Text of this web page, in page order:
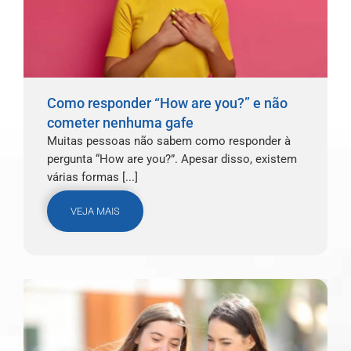
Como responder “How are you?” e não
cometer nenhuma gafe
Muitas pessoas não sabem como responder à
pergunta “How are you?”. Apesar disso, existem
várias formas [...]
VEJA MAIS